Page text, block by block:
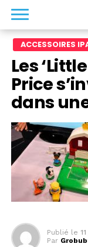
ACCESSOIRES
Les
Price
dans
Publié le
Par